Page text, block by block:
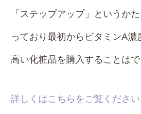
「ステップアップ」というか
っており最初からビタミンA濃
高い化粧品を購入することは
詳しくはこちらをご覧ください